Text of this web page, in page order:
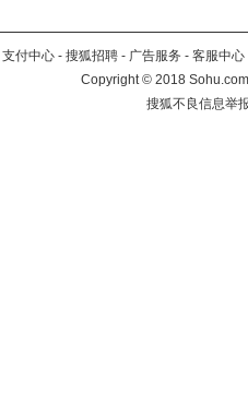
支付中心 - 搜狐招聘 - 广告服务 - 客服中心
Copyright©2018
搜狐不良信息举